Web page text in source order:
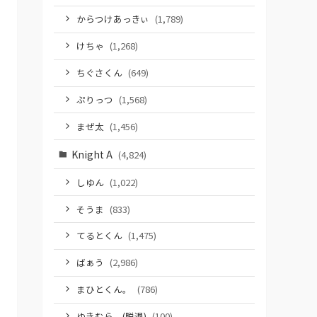
からつけあっきぃ (1,789)
けちゃ (1,268)
ちぐさくん (649)
ぷりっつ (1,568)
まぜ太 (1,456)
Knight A (4,824)
しゆん (1,022)
そうま (833)
てるとくん (1,475)
ばぁう (2,986)
まひとくん。
(786)